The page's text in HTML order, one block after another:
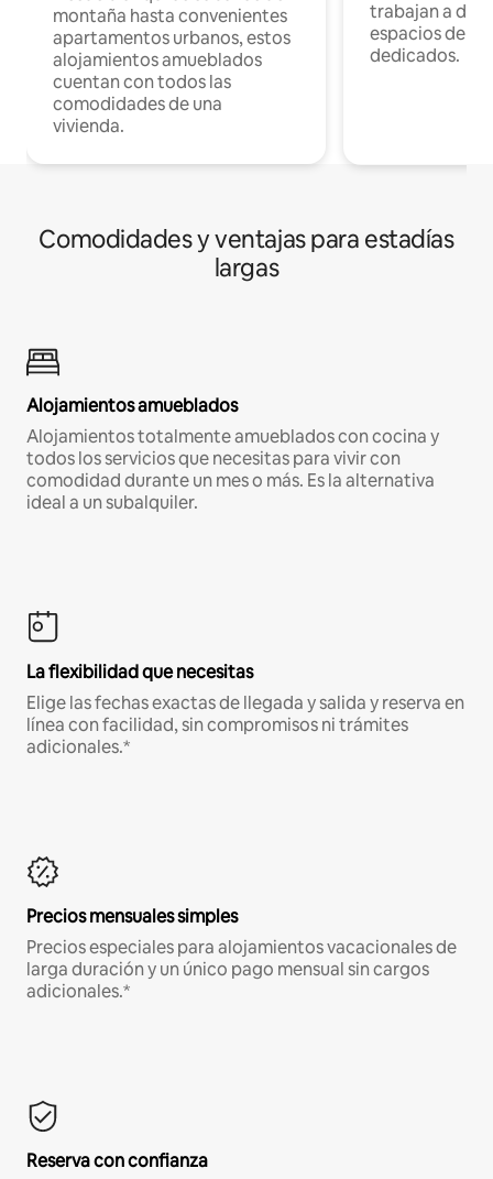
montaña hasta convenientes
apartamentos urbanos, estos
alojamientos amueblados
cuentan con todos las
comodidades de una
vivienda.
trabajan a
espacios de
dedicados.
Comodidades y ventajas para estadías
largas
Alojamientos amueblados
Alojamientos totalmente amueblados con cocina y
todos los servicios que necesitas para vivir con
comodidad durante un mes o más. Es la alternativa
ideal a un subalquiler.
La flexibilidad que necesitas
Elige las fechas exactas de llegada y salida y reserva en
línea con facilidad, sin compromisos ni trámites
adicionales.*
Precios mensuales simples
Precios especiales para alojamientos vacacionales de
larga duración y un único pago mensual sin cargos
adicionales.*
Reserva con confianza